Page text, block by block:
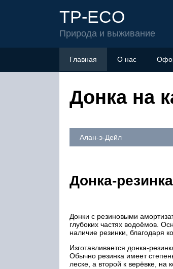
TP-ECO
Природа и выживание
Главная О нас
Донка на
Алан-э-Дейл
Донка-
Донки с резиновыми
глубоких частях водоёмов.
наличие резинки, благодаря
Изготавливается донка-
Обычно резинка имеет
леске, а второй к верёвке, на